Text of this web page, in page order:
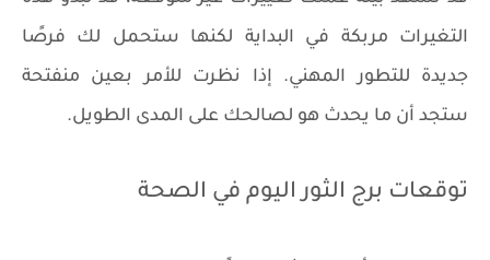
التغيرات مربكة في البداية لكنها ستحمل لك فرصًا
جديدة للتطور المهني. إذا نظرت للأمر بعين منفتحة
ستجد أن ما يحدث هو لصالحك على المدى الطويل.
توقعات برج الثور اليوم في الصحة